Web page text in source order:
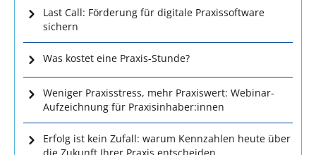
Last Call: Förderung für digitale Praxissoftware
sichern
Was kostet eine Praxis-Stunde?
Weniger Praxisstress, mehr Praxiswert: Webinar-
Aufzeichnung für Praxisinhaber:innen
Erfolg ist kein Zufall: warum Kennzahlen heute über
die Zukunft Ihrer Praxis entscheiden